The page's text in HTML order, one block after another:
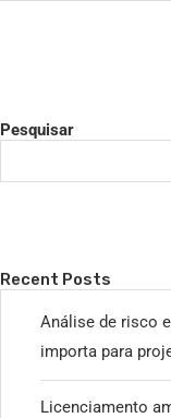
Pesquisar
Recent Posts
Análise de risco
importa para
Licenciamento